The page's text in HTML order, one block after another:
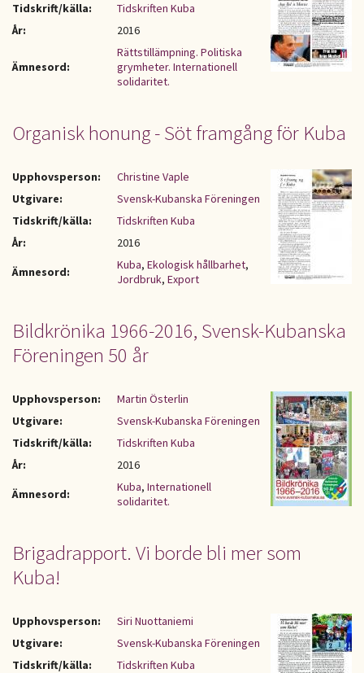
Tidskrift/källa:
Tidskriften Kuba
År:
2016
Ämnesord:
Rättstillämpning. Politiska
grymheter. Internationell
solidaritet.
Organisk honung - Söt framgång för Kuba
Upphovsperson:
Christine Vaple
Utgivare:
Svensk-Kubanska Föreningen
Tidskrift/källa:
Tidskriften Kuba
År:
2016
Ämnesord:
Kuba, Ekologisk hållbarhet,
Jordbruk, Export
Bildkrönika 1966-2016, Svensk-Kubanska
Föreningen 50 år
Upphovsperson:
Martin Österlin
Utgivare:
Svensk-Kubanska Föreningen
Tidskrift/källa:
Tidskriften Kuba
År:
2016
Ämnesord:
Kuba, Internationell
solidaritet.
Brigadrapport. Vi borde bli mer som
Kuba!
Upphovsperson:
Siri Nuottaniemi
Utgivare:
Svensk-Kubanska Föreningen
Tidskrift/källa:
Tidskriften Kuba